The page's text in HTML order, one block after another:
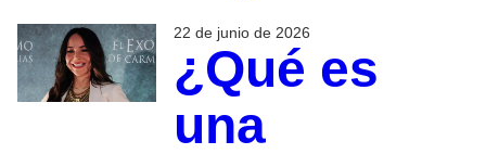
22 de junio de 2026
¿Qué es
una